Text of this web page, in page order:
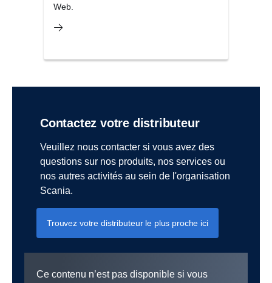
Web.
Contactez votre distributeur
Veuillez nous contacter si vous avez des
questions sur nos produits, nos services ou
nos autres activités au sein de l'organisation
Scania.
Trouvez votre distributeur le plus proche ici
Ce contenu n’est pas disponible si vous